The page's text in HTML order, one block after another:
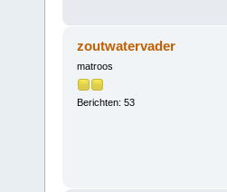
zoutwatervader
matroos
Berichten: 53